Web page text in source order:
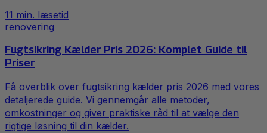
11 min. læsetid
renovering
Fugtsikring Kælder Pris 2026: Komplet Guide til
Priser
Få overblik over fugtsikring kælder pris 2026 med vores
detaljerede guide. Vi gennemgår alle metoder,
omkostninger og giver praktiske råd til at vælge den
rigtige løsning til din kælder.